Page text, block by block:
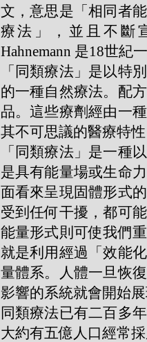
文，意思是「相同者
療法」，並且不斷
Hahnemann 是18世紀
「同類療法」是以特
的一種自然療法。配
品。這些療劑經由一
其不可思議的醫療特
「同類療法」是一種
是具有能量場或生命
面看來呈現固體形式
受到任何干擾，都可
能量形式則可使我們
就是利用經過「效能
量體系。人體一旦恢
影響的系統就會開始
同類療法已有二百多
大約有五億人口經常